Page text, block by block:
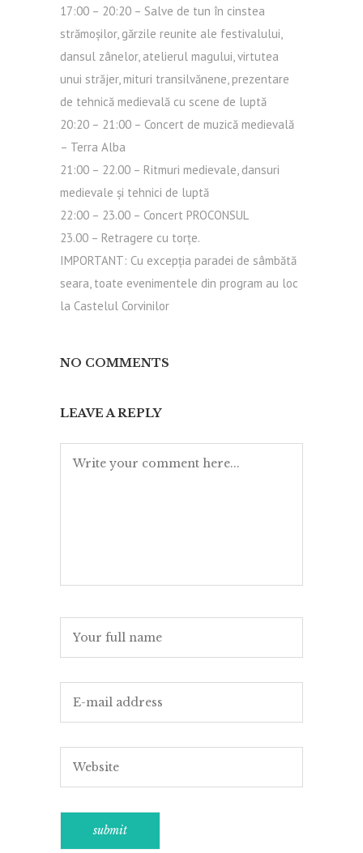
17:00 – 20:20 – Salve de tun în cinstea
strămoșilor, gărzile reunite ale festivalului,
dansul zânelor, atelierul magului, virtutea
unui străjer, mituri transilvănene, prezentare
de tehnică medievală cu scene de luptă
20:20 – 21:00 – Concert de muzică medievală
– Terra Alba
21:00 – 22.00 – Ritmuri medievale, dansuri
medievale și tehnici de luptă
22:00 – 23.00 – Concert PROCONSUL
23.00 – Retragere cu torțe.
IMPORTANT: Cu excepţia paradei de sâmbătă
seara, toate evenimentele din program au loc
la Castelul Corvinilor
NO COMMENTS
LEAVE A REPLY